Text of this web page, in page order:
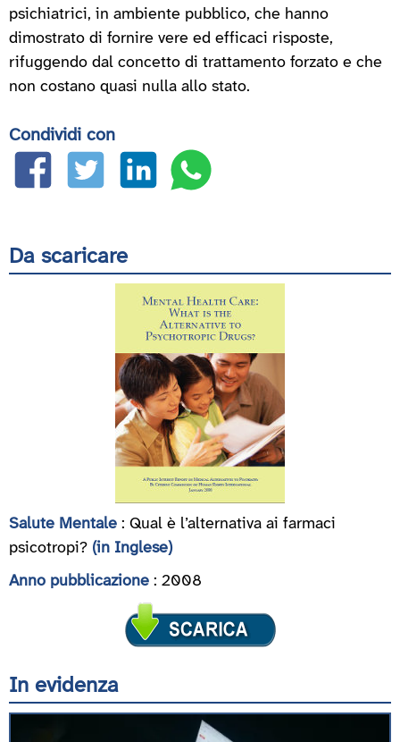
psichiatrici, in ambiente pubblico, che hanno
dimostrato di fornire vere ed efficaci risposte,
rifuggendo dal concetto di trattamento forzato e che
non costano quasi nulla allo stato.
Condividi con
Da scaricare
Salute Mentale : Qual è l’alternativa ai farmaci
psicotropi? (in Inglese)
Anno pubblicazione : 2008
In evidenza